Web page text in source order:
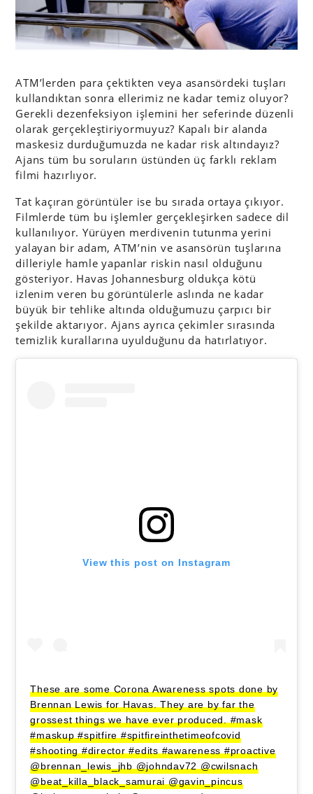
ATM’lerden para çektikten veya asansördeki tuşları
kullandıktan sonra ellerimiz ne kadar temiz oluyor?
Gerekli dezenfeksiyon işlemini her seferinde düzenli
olarak gerçekleştiriyormuyuz? Kapalı bir alanda
maskesiz durduğumuzda ne kadar risk altındayız?
Ajans tüm bu soruların üstünden üç farklı reklam
filmi hazırlıyor.
Tat kaçıran görüntüler ise bu sırada ortaya çıkıyor.
Filmlerde tüm bu işlemler gerçekleşirken sadece dil
kullanılıyor. Yürüyen merdivenin tutunma yerini
yalayan bir adam, ATM’nin ve asansörün tuşlarına
dilleriyle hamle yapanlar riskin nasıl olduğunu
gösteriyor. Havas Johannesburg oldukça kötü
izlenim veren bu görüntülerle aslında ne kadar
büyük bir tehlike altında olduğumuzu çarpıcı bir
şekilde aktarıyor. Ajans ayrıca çekimler sırasında
temizlik kurallarına uyulduğunu da hatırlatıyor.
View this post on Instagram
These are some Corona Awareness spots done by
Brennan Lewis for Havas. They are by far the
grossest things we have ever produced. #mask
#maskup #spitfire #spitfireinthetimeofcovid
#shooting #director #edits #awareness #proactive
@brennan_lewis_jhb @johndav72 @cwilsnach
@beat_killa_black_samurai @gavin_pincus